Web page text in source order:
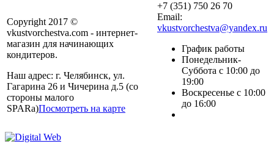
Copyright 2017 ©
vkustvorchestva.com - интернет-
магазин для начинающих
кондитеров.
Наш адрес: г. Челябинск, ул.
Гагарина 26 и Чичерина д.5 (со
стороны малого
SPARa)Посмотреть на карте
+7 (351) 750 26 70
Email:
vkustvorchestva@yandex.ru
График работы
Понедельник-
Суббота с 10:00 до
19:00
Воскресенье с 10:00
до 16:00